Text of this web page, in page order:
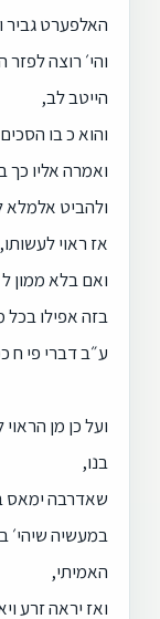
האלפערט גביר
והי׳ רוצה
הייטב לב,
והוא כ בו
ואמרה אליו כך
ולהביט אלמלא
אז ראוי לעשותו,
ואם בלא ממון ל
בזה אפילו בכל
ע״ב דברי פי
ועל כן מן
בנו,
שאדרבה ימאס
במעשיה שיהי׳
האמיתי,
ואז יראה זרע